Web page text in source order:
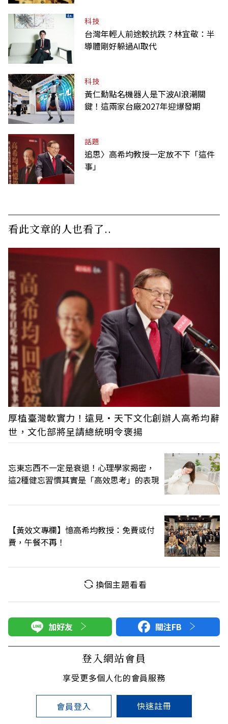
科技
台灣年輕人前途較抗跌？林宜敬：半
導體剛好躲過AI取代
科技
黃仁勳點名機器人是下波AI浪潮關
鍵！這兩家台廠2027年迎爆發期
話題
追思〉高希均教授一定放不下「這件
事」
看此文章的人也看了..
厚植臺灣軟實力！遠見‧天下文化創辦人高希均辭
世，文化部將呈請總統明令褒揚
忘東忘西不一定是衰退！心理學家揭密，
這2種健忘習慣其實是「高效思考」的表現
【黃效文專欄】憶高希均教授：免費或付
費，午餐不再！
換個主題看看
加好友 關注FB
登入網站會員
享受更多個人化的會員服務
會員登入 快速註冊